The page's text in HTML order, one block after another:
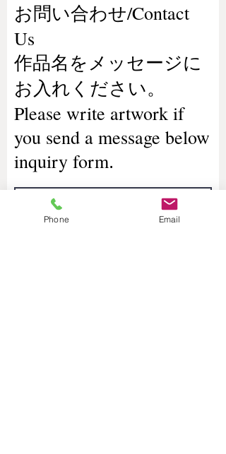
お問い合わせ/Contact
Us
作品名をメッセージに
お入れください。
Please write artwork if
you send a message below
inquiry form.
Phone Email